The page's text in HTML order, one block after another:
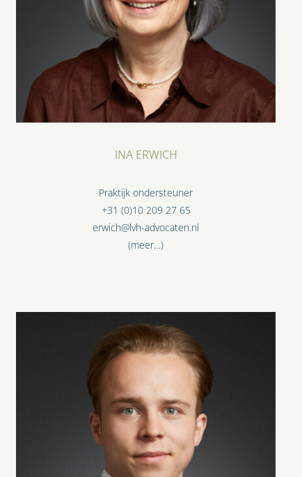
INA ERWICH
Praktijk ondersteuner
+31 (0)10 209 27 65
erwich@lvh-advocaten.nl
(meer…)